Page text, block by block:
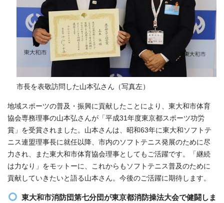
市長を表敬訪問した山本弘さん（写真左）
地域スポーツの普及・振興に貢献したことにより、東大和市体育
協会専務理事の山本弘さんが「平成31年度東京都スポーツ功労
賞」を受賞されました。山本さんは、昭和63年に東大和ソフトテ
ニス連盟理事長に就任以降、市内のソフトテニス発展のために尽
力され、また東大和市体育協会理事としてもご活躍です。「継続
は力なり」をモットーに、これからもソフトテニス普及のために
貢献していきたいと語る山本さん。今後のご活躍に期待します。
東大和市消防団第七分団が東京都消防操法大会で健闘しま